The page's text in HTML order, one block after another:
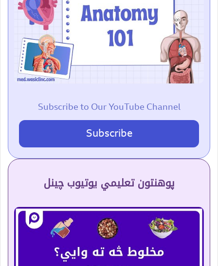
Subscribe to Our YouTube Channel
Subscribe
پوهنتون تعلیمي یوتیوب چینل